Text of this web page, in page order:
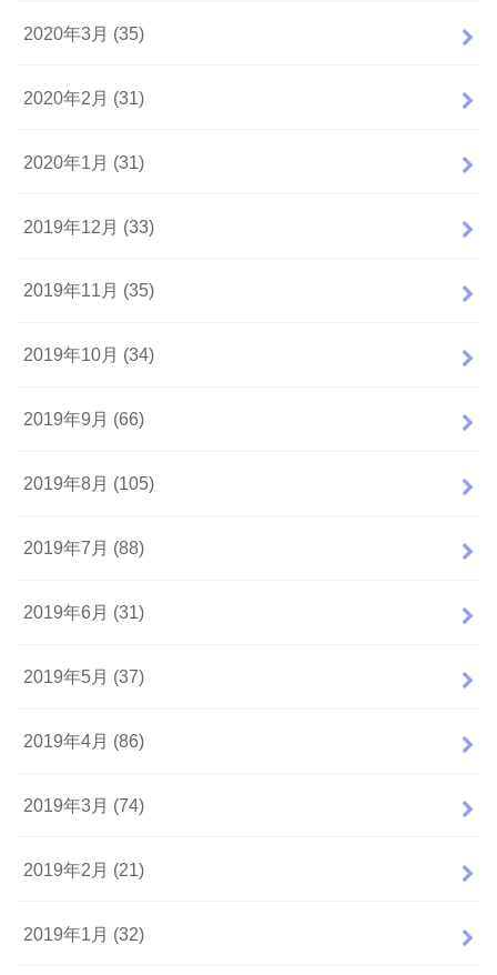
2020年3月 (35)
2020年2月 (31)
2020年1月 (31)
2019年12月 (33)
2019年11月 (35)
2019年10月 (34)
2019年9月 (66)
2019年8月 (105)
2019年7月 (88)
2019年6月 (31)
2019年5月 (37)
2019年4月 (86)
2019年3月 (74)
2019年2月 (21)
2019年1月 (32)